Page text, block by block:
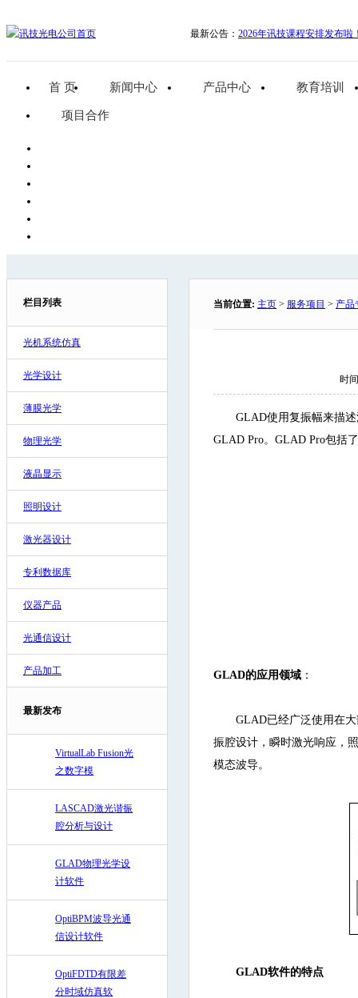
最新公告： 2026年讯技课程安排发布啦
首 页 新闻中心 产品中心 教育培训
项目合作
栏目列表
光机系统仿真
光学设计
薄膜光学
物理光学
液晶显示
照明设计
激光器设计
专利数据库
仪器产品
光通信设计
产品加工
最新发布
VirtualLab Fusion光
之数字模
LASCAD激光谐振
腔分析与设计
GLAD物理光学设
计软件
OptiBPM波导光通
信设计软件
OptiFDTD有限差
分时域仿真软
当前位置: 主页 > 服务项目 > 产品
时
GLAD使用复振幅来描
GLAD Pro。GLAD Pro包括
GLAD的应用领域 ：
GLAD已经广泛使用在
振腔设计，瞬时激光响应，
模态波导。
GLAD软件的特点